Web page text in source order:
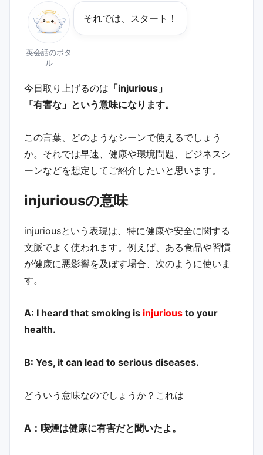
英会話のポタ
ル
それでは、スタート！
今日取り上げるのは 「injurious」
「有害な」という意味になります。
この言葉、どのようなシーンで使えるでしょう
か。それでは早速、健康や環境問題、ビジネスシ
ーンなどを想定してご紹介したいと思います。
injuriousの意味
injuriousという表現は、特に健康や安全に関する
文脈でよく使われます。例えば、ある食品や習慣
が健康に悪影響を及ぼす場合、次のように使いま
す。
A: I heard that smoking is injurious to your
health.
B: Yes, it can lead to serious diseases.
どういう意味なのでしょうか？これは
A：喫煙は健康に有害だと聞いたよ。